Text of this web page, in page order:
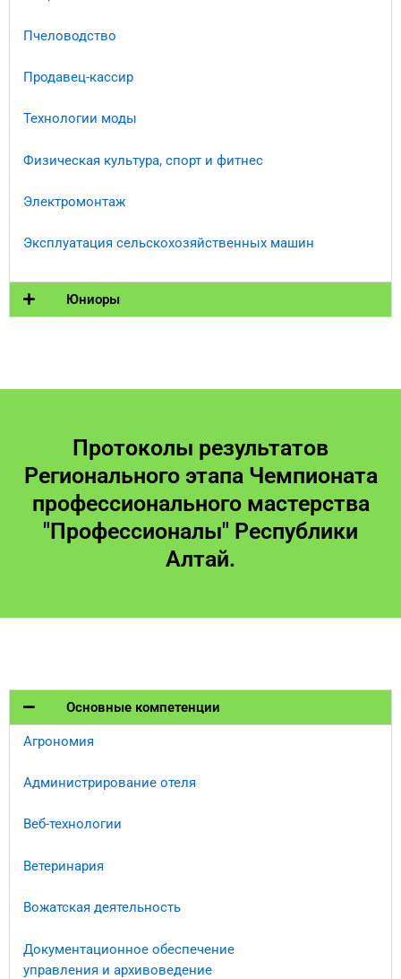
Пчеловодство
Продавец-кассир
Технологии моды
Физическая культура, спорт и фитнес
Электромонтаж
Эксплуатация сельскохозяйственных машин
Юниоры
Протоколы результатов
Регионального этапа Чемпионата
профессионального мастерства
"Профессионалы" Республики
Алтай.
Основные компетенции​
Агрономия
Администрирование отеля
Веб-технологии
Ветеринария
Вожатская деятельность
Документационное обеспечение
управления и архивоведение​